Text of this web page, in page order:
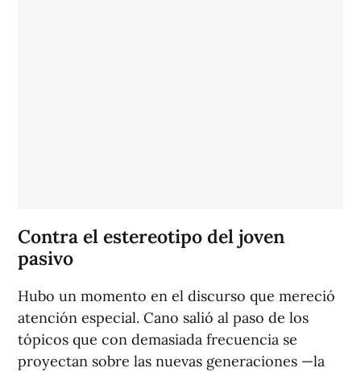
Contra el estereotipo del joven
pasivo
Hubo un momento en el discurso que mereció
atención especial. Cano salió al paso de los
tópicos que con demasiada frecuencia se
proyectan sobre las nuevas generaciones —la